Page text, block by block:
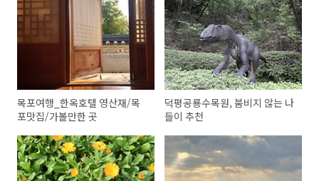
목포여행_한옥호텔 영산재/목
포맛집/가볼만한 곳
덕평공룡수목원, 붐비지 않는 나
들이 추천